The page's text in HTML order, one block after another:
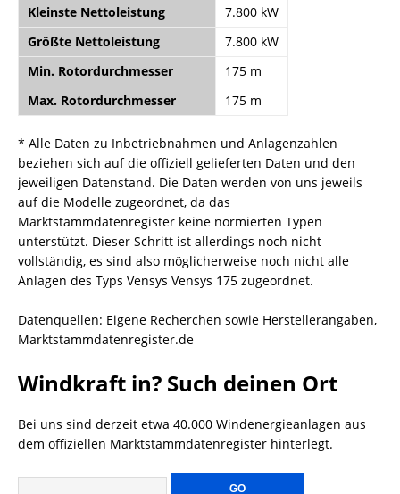
Kleinste Nettoleistung
7.800 kW
Größte Nettoleistung
7.800 kW
Min. Rotordurchmesser
175 m
Max. Rotordurchmesser
175 m
* Alle Daten zu Inbetriebnahmen und Anlagenzahlen
beziehen sich auf die offiziell gelieferten Daten und den
jeweiligen Datenstand. Die Daten werden von uns jeweils
auf die Modelle zugeordnet, da das
Marktstammdatenregister keine normierten Typen
unterstützt. Dieser Schritt ist allerdings noch nicht
vollständig, es sind also möglicherweise noch nicht alle
Anlagen des Typs Vensys Vensys 175 zugeordnet.
Datenquellen: Eigene Recherchen sowie Herstellerangaben,
Marktstammdatenregister.de
Windkraft in? Such deinen Ort
Bei uns sind derzeit etwa 40.000 Windenergieanlagen aus
dem offiziellen Marktstammdatenregister hinterlegt.